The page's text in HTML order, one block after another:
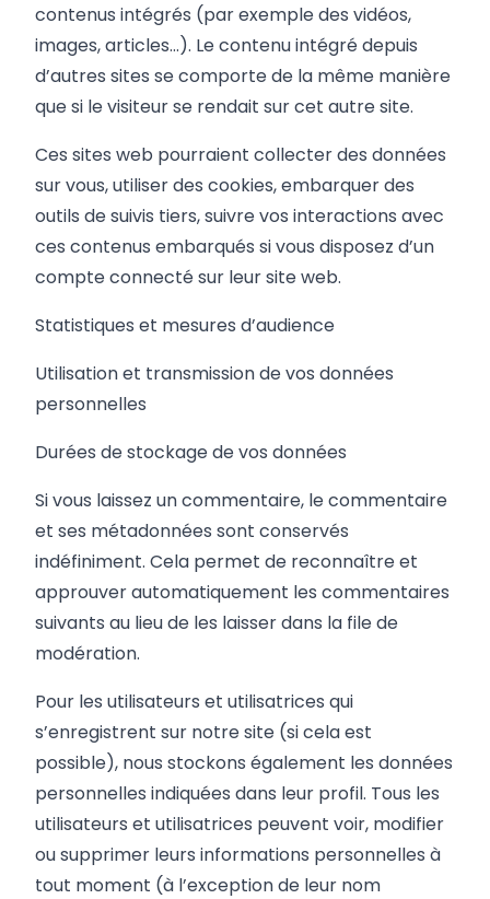
contenus intégrés (par exemple des vidéos,
images, articles…). Le contenu intégré depuis
d’autres sites se comporte de la même manière
que si le visiteur se rendait sur cet autre site.
Ces sites web pourraient collecter des données
sur vous, utiliser des cookies, embarquer des
outils de suivis tiers, suivre vos interactions avec
ces contenus embarqués si vous disposez d’un
compte connecté sur leur site web.
Statistiques et mesures d’audience
Utilisation et transmission de vos données
personnelles
Durées de stockage de vos données
Si vous laissez un commentaire, le commentaire
et ses métadonnées sont conservés
indéfiniment. Cela permet de reconnaître et
approuver automatiquement les commentaires
suivants au lieu de les laisser dans la file de
modération.
Pour les utilisateurs et utilisatrices qui
s’enregistrent sur notre site (si cela est
possible), nous stockons également les données
personnelles indiquées dans leur profil. Tous les
utilisateurs et utilisatrices peuvent voir, modifier
ou supprimer leurs informations personnelles à
tout moment (à l’exception de leur nom